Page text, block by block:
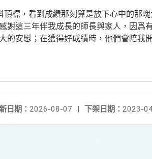
標，看到成績那刻算是放下心中的那
謝這三年伴我成長的師長與家人，因爲
的安慰；在獲得好成績時，他們會陪我
下架日期： 2023-
日期： 2026-08-07 |